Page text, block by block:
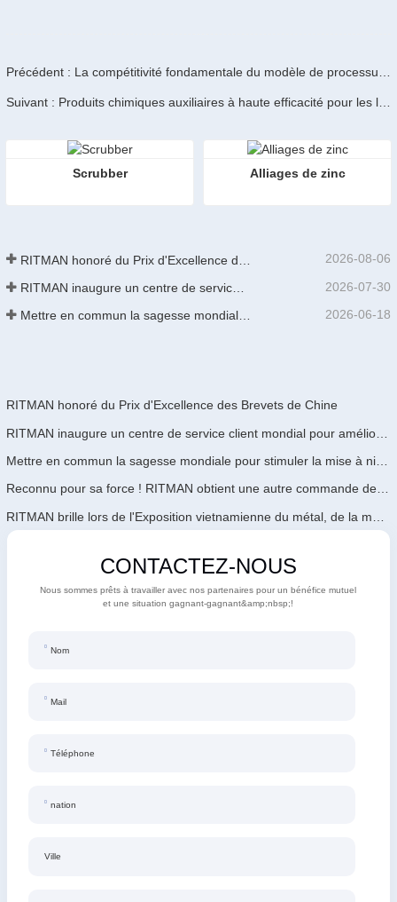
Précédent : La compétitivité fondamentale du modèle de processus de précision de RITMAN Equipment
Suivant : Produits chimiques auxiliaires à haute efficacité pour les lignes de galvanisation à chaud
Scrubber Alliages de zinc
2026-08-06
2026-07-30
2026-06-18
RITMAN honoré du Prix d'Excellence des Brevets de Chine
Reconnu pour sa force ! RITMAN obtient une autre commande de l'Arabie Saoudite
CONTACTEZ-NOUS
Nous sommes prêts à travailler avec nos partenaires pour un bénéfice mutuel
et une situation gagnant-gagnant&amp;nbsp;!
Nom
Mail
Téléphone
nation
Ville